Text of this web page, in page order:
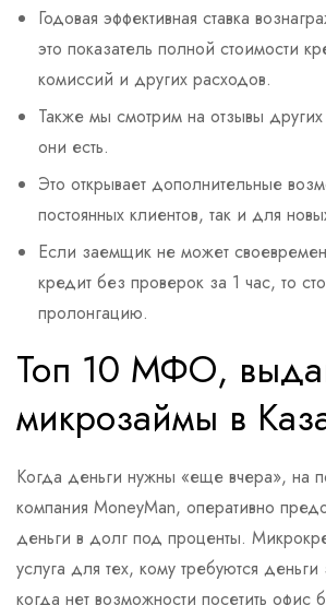
Годовая эффективная ставка
это показатель полной стоимости
комиссий и других расходов.
Также мы смотрим на отзывы
они есть.
Это открывает дополнительные
постоянных клиентов, так и для
Если заемщик не может
кредит без проверок за 1 час, то
пролонгацию.
Топ 10 МФО,
микрозаймы в
Когда деньги нужны «еще вчера», на
компания MoneyMan, оперативно
деньги в долг под проценты.
услуга для тех, кому требуются
когда нет возможности посетить офис